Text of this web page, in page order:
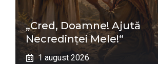
„Cred, Doamne! Ajută
Necredinţei Mele!“
1 august 2026